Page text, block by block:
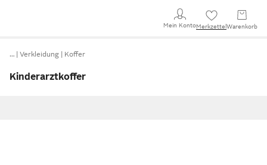
Mein KontoMerkzettel Warenkorb
… Verkleidung Koffer
Kinderarztkoffer